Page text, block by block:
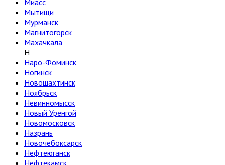
Миасс
Мытищи
Мурманск
Магнитогорск
Махачкала
Н
Наро-Фоминск
Ногинск
Новошахтинск
Ноябрьск
Невинномысск
Новый Уренгой
Новомосковск
Назрань
Новочебоксарск
Нефтеюганск
Нефтекамск